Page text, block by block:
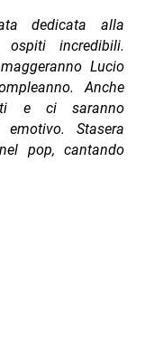
dedicata alla
incredibili.
Lucio
Anche
e ci saranno
Stasera
pop, cantando